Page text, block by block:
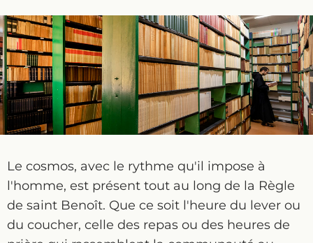
Le cosmos, avec le rythme qu'il impose à
l'homme, est présent tout au long de la Règle
de saint Benoît. Que ce soit l'heure du lever ou
du coucher, celle des repas ou des heures de